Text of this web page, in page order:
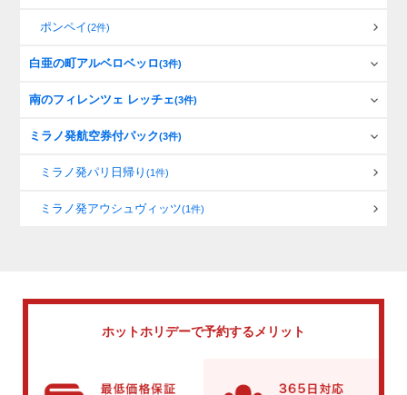
ポンペイ(2件)
白亜の町アルベロベッロ(3件)
南のフィレンツェ レッチェ(3件)
ミラノ発航空券付パック(3件)
ミラノ発パリ日帰り(1件)
ミラノ発アウシュヴィッツ(1件)
ホットホリデーで予約するメリット